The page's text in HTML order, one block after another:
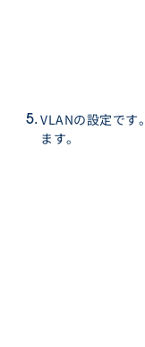
VLANの設定です
ます。